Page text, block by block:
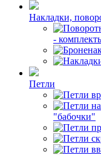
Накладки,
-
Петли
"бабочки"